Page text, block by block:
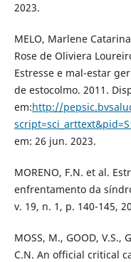
2023.
MELO, Marlene
Rose de Oliviera
Estresse e mal-estar
de estocolmo. 2011.
em:http://
em: 26 jun. 2023.
MORENO, F.N. et al.
enfrentamento da
v. 19, n. 1, p. 140-145,
MOSS, M., GOOD, V.S.,
C.N. An official critical